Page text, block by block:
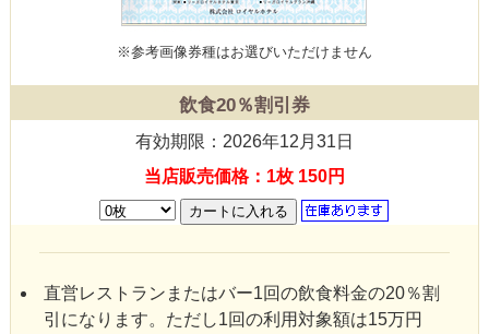
※参考画像券種はお選びいただけません
飲食20％割引券
有効期限：2026年12月31日
当店販売価格：1枚 150円
直営レストランまたはバー1回の飲食料金の20％割
引になります。ただし1回の利用対象額は15万円